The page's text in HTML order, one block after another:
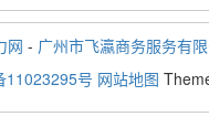
网 - 广州市飞瀛商务服务有
11023295号 网站地图